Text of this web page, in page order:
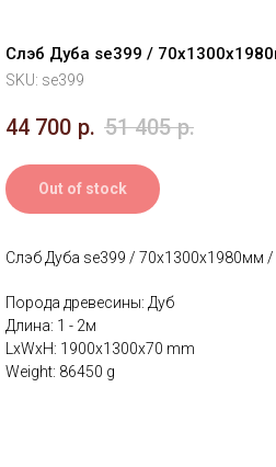
Слэб Дуба se399 /
SKU: se399
44 700 р. 51 405 р.
Out of stock
Слэб Дуба se399 / 70х1300х1980мм
Порода древесины: Дуб
Длина: 1 - 2м
LxWxH: 1900x1300x70 mm
Weight: 86450 g